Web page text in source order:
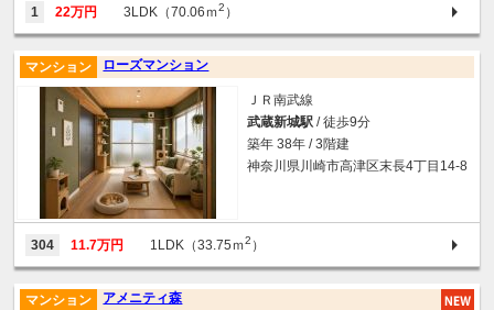
1 22万円 3LDK（70.06ｍ2 ）
ローズマンション
マンション
ＪＲ南武線
武蔵新城駅 / 徒歩9分
築年 38年 / 3階建
神奈川県川崎市高津区末長4丁目14-8
304 11.7万円 1LDK（33.75ｍ2 ）
アメニティ森
マンション